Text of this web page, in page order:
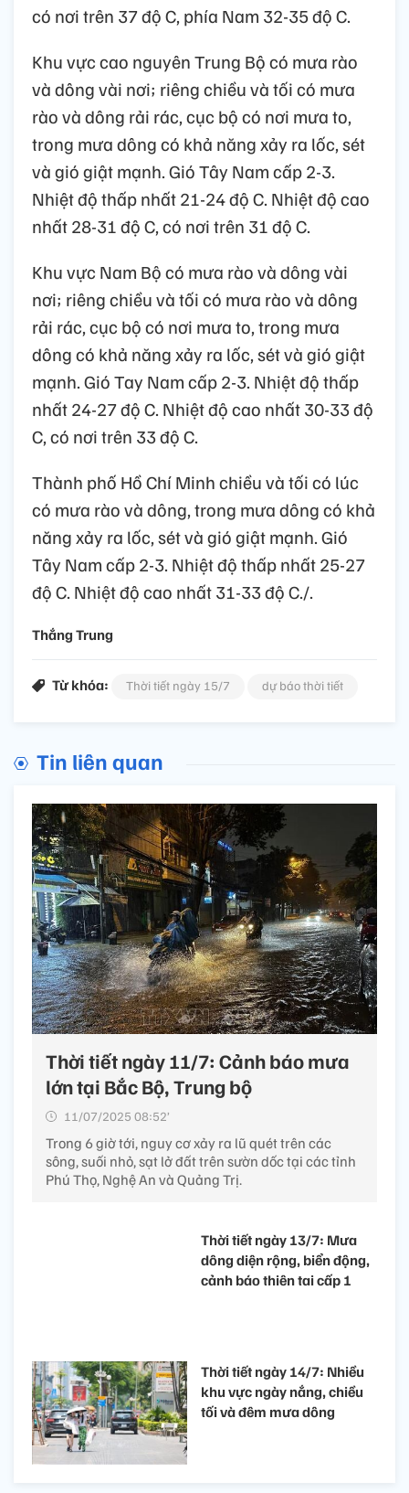
có nơi trên 37 độ C, phía Nam 32-35 độ C.
Khu vực cao nguyên Trung Bộ có mưa rào
và dông vài nơi; riêng chiều và tối có mưa
rào và dông rải rác, cục bộ có nơi mưa to,
trong mưa dông có khả năng xảy ra lốc, sét
và gió giật mạnh. Gió Tây Nam cấp 2-3.
Nhiệt độ thấp nhất 21-24 độ C. Nhiệt độ cao
nhất 28-31 độ C, có nơi trên 31 độ C.
Khu vực Nam Bộ có mưa rào và dông vài
nơi; riêng chiều và tối có mưa rào và dông
rải rác, cục bộ có nơi mưa to, trong mưa
dông có khả năng xảy ra lốc, sét và gió giật
mạnh. Gió Tay Nam cấp 2-3. Nhiệt độ thấp
nhất 24-27 độ C. Nhiệt độ cao nhất 30-33 độ
C, có nơi trên 33 độ C.
Thành phố Hồ Chí Minh chiều và tối có lúc
có mưa rào và dông, trong mưa dông có khả
năng xảy ra lốc, sét và gió giật mạnh. Gió
Tây Nam cấp 2-3. Nhiệt độ thấp nhất 25-27
độ C. Nhiệt độ cao nhất 31-33 độ C./.
Thắng Trung
Từ khóa: Thời tiết ngày 15/7 dự báo thời tiết
Tin liên quan
Thời tiết ngày 11/7: Cảnh báo mưa
lớn tại Bắc Bộ, Trung bộ
11/07/2025 08:52’
Trong 6 giờ tới, nguy cơ xảy ra lũ quét trên các
sông, suối nhỏ, sạt lở đất trên sườn dốc tại các tỉnh
Phú Thọ, Nghệ An và Quảng Trị.
Thời tiết ngày 13/7: Mưa
dông diện rộng, biển động,
cảnh báo thiên tai cấp 1
Thời tiết ngày 14/7: Nhiều
khu vực ngày nắng, chiều
tối và đêm mưa dông